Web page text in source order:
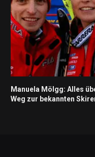
Manuela Mölgg: Alles
Weg zur bekannten